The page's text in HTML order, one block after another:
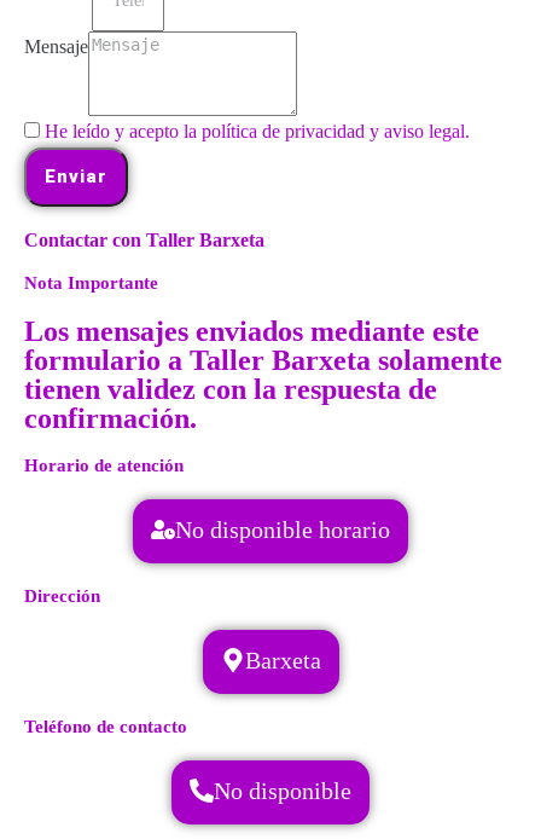
Mensaje
He leído y acepto la política de privacidad y aviso legal.
Enviar
Contactar con Taller Barxeta
Nota Importante
Los mensajes enviados mediante este
formulario a Taller Barxeta solamente
tienen validez con la respuesta de
confirmación.
Horario de atención
No disponible horario
Dirección
Barxeta
Teléfono de contacto
No disponible